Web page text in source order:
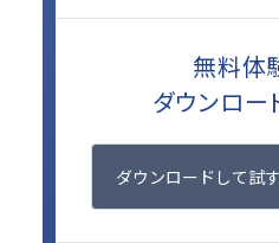
無料体
ダウンロー
ダウンロードして試す